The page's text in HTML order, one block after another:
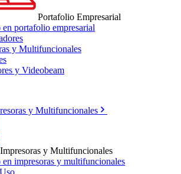
Portafolio Empresarial
en portafolio empresarial
y Multifuncionales
y Videobeam
y Multifuncionales
Impresoras y Multifuncionales
en impresoras y multifuncionales